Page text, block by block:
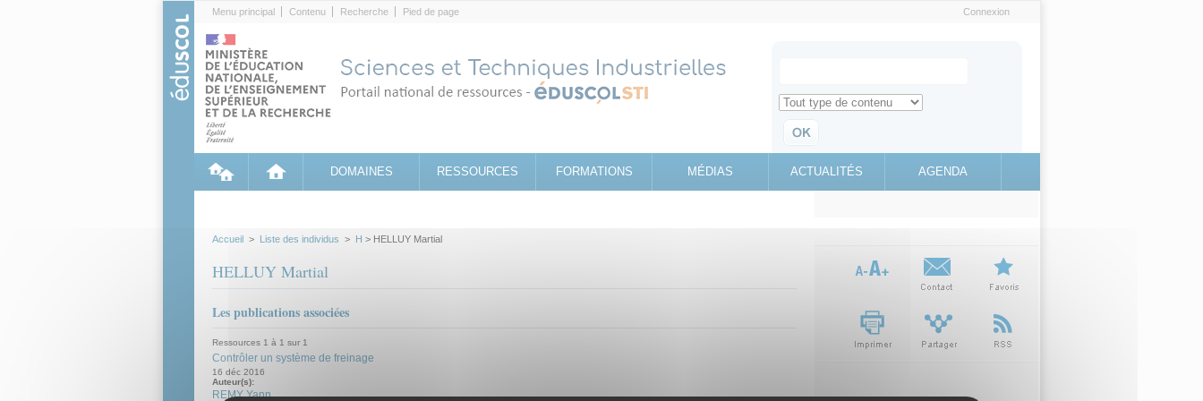
Menu principal Contenu Recherche Pied de page Connexion
Search for
Retrouvez toute l'information sur le site education.gouv.fr
DOMAINES RESSOURCES FORMATIONS MÉDIAS ACTUALITÉS AGENDA
Accueil > Liste des individus > H > HELLUY Martial
HELLUY Martial
Les publications associées
Ressources 1 à 1 sur 1
Contrôler un système de freinage
16 déc 2016
Auteur(s):
REMY Yann